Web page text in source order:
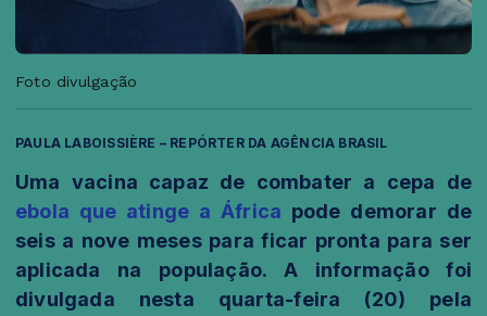
Foto divulgação
PAULA LABOISSIÈRE – REPÓRTER DA AGÊNCIA BRASIL
Uma vacina capaz de combater a cepa de
ebola que atinge a África pode demorar de
seis a nove meses para ficar pronta para ser
aplicada na população. A informação foi
divulgada nesta quarta-feira (20) pela